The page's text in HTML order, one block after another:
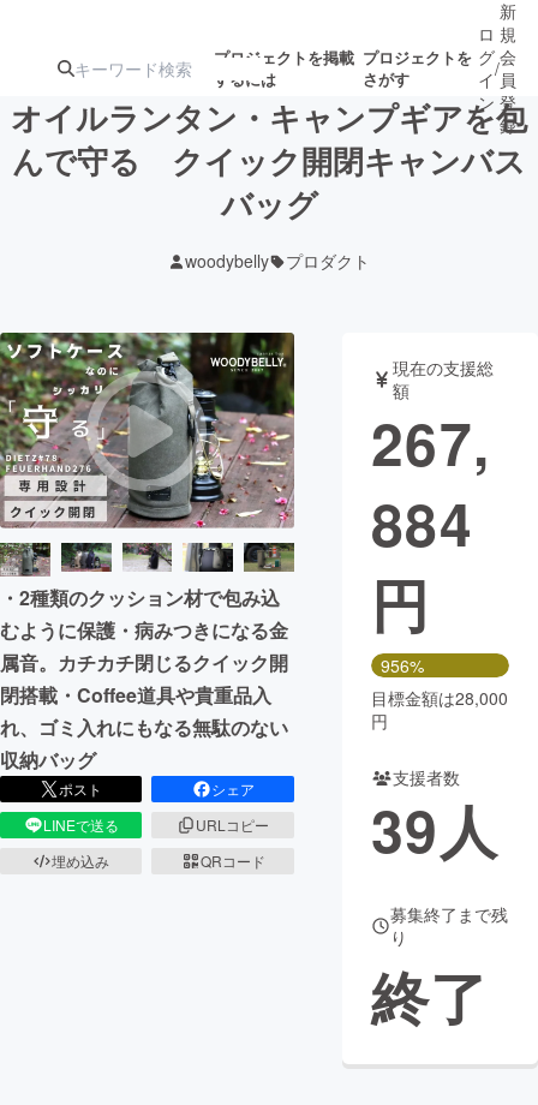
プロジェクトを掲載
するには
プロジェクトを
さがす
注目の新着プロ募集終了が近いプ
テクノロジー・ガジェット
映像・映画 書籍・雑誌
ビジネス・起業 チャレンジ
まちづくり・地域活性化
CAMPFIRE for Social Good
CAMPFIRE Creation
CAMPFIREふるさと納税
コミュニティ
ロ
グ
イ
ン
/
新
規
会
員
登
録
オイルランタン・キャンプギアを包
んで守る クイック開閉キャンバス
バッグ
woodybelly プロダクト
・2種類のクッション材で包み込
むように保護・病みつきになる金
属音。カチカチ閉じるクイック開
閉搭載・Coffee道具や貴重品入
れ、ゴミ入れにもなる無駄のない
収納バッグ
ポスト
シェア
LINEで送る
URLコピー
埋め込み
QRコード
現在の支援総
額
267,
884
円
956%
目標金額は28,000
円
支援者数
39人
募集終了まで残
り
終了